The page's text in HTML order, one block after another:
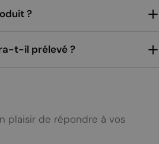
?
t-il prélevé ?
plaisir de répondre à vos